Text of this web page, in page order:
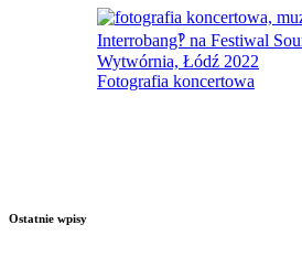
Fotografia koncertowa
Ostatnie wpisy